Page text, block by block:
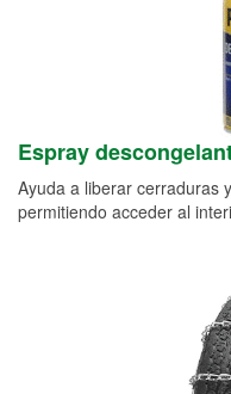
Espray
Ayuda a liberar cerraduras
permitiendo acceder al